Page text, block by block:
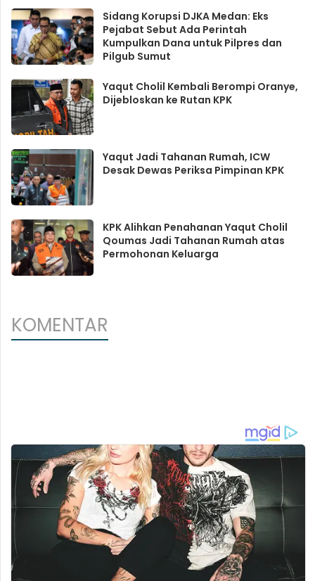
Sidang Korupsi DJKA Medan: Eks
Pejabat Sebut Ada Perintah
Kumpulkan Dana untuk Pilpres dan
Pilgub Sumut
Yaqut Cholil Kembali Berompi Oranye,
Dijebloskan ke Rutan KPK
Yaqut Jadi Tahanan Rumah, ICW
Desak Dewas Periksa Pimpinan KPK
KPK Alihkan Penahanan Yaqut Cholil
Qoumas Jadi Tahanan Rumah atas
Permohonan Keluarga
KOMENTAR